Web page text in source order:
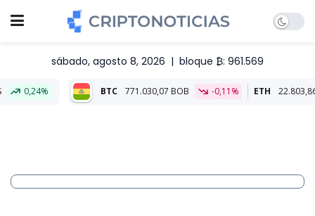
sábado, agosto 8, 2026 | bloque ₿: 961.569
BTC 771.030,07 BOB -0,11% ETH 22.803,86 BOB -0,05%